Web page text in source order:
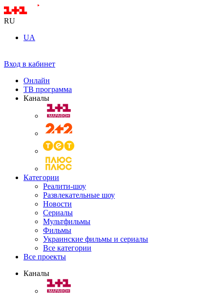
RU
UA
Вход в кабинет
Онлайн
ТВ программа
Каналы
Категории
Реалити-шоу
Развлекательные шоу
Новости
Сериалы
Мультфильмы
Фильмы
Украинские фильмы и сериалы
Все категории
Все проекты
Каналы